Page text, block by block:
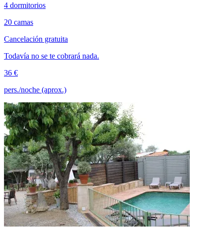
4 dormitorios
20 camas
Cancelación gratuita
Todavía no se te cobrará nada.
36 €
pers./noche (aprox.)